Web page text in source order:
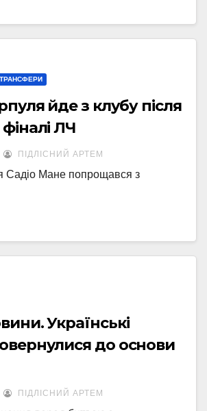
ТРАНСФЕРИ
йде з клубу після
ЛЧ
ПІДЛІСНИЙ АРТЕМ
Садіо Мане попрощався з
Українські
до основи
ПІДЛІСНИЙ АРТЕМ